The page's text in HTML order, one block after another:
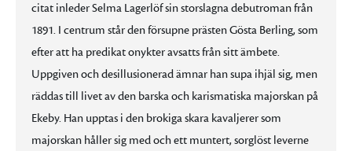
citat inleder Selma Lagerlöf sin storslagna debutroman från
1891. I centrum står den försupne prästen Gösta Berling, som
efter att ha predikat onykter avsatts från sitt ämbete.
Uppgiven och desillusionerad ämnar han supa ihjäl sig, men
räddas till livet av den barska och karismatiska majorskan på
Ekeby. Han upptas i den brokiga skara kavaljerer som
majorskan håller sig med och ett muntert, sorglöst leverne